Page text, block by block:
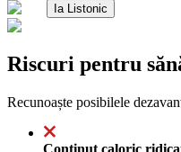
Ia Listonic
Riscuri pentru
Recunoaște posibilele
Conținut caloric